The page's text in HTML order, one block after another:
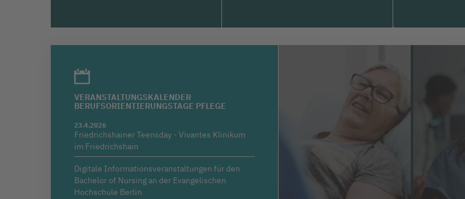
VERANSTALTUNGSKALENDER
BERUFSORIENTIERUNGSTAGE PFLEGE
23.4.2026
Friedrichshainer Teensday - Vivantes Klinikum
im Friedrichshain
Digitale Informationsveranstaltungen für den
Bachelor of Nursing an der Evangelischen
Hochschule Berlin